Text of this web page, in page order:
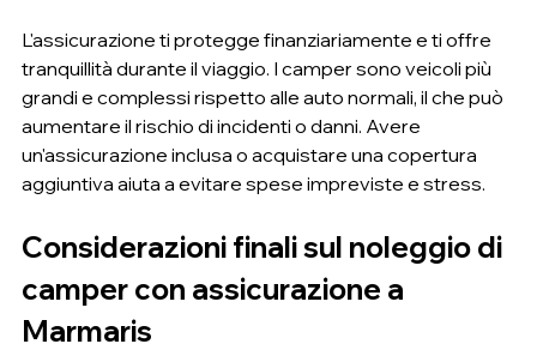
L'assicurazione ti protegge finanziariamente e ti offre
tranquillità durante il viaggio. I camper sono veicoli più
grandi e complessi rispetto alle auto normali, il che può
aumentare il rischio di incidenti o danni. Avere
un'assicurazione inclusa o acquistare una copertura
aggiuntiva aiuta a evitare spese impreviste e stress.
Considerazioni finali sul noleggio di
camper con assicurazione a
Marmaris